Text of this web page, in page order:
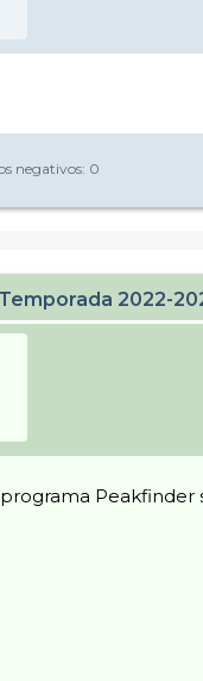
negativos: 0
2022-
Peakfinder